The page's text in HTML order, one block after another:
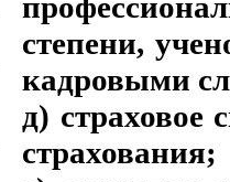
степени,
кадровыми
д) страховое
страхования;